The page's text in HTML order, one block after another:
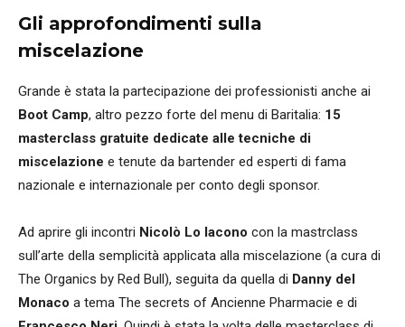
Gli approfondimenti sulla
miscelazione
Grande è stata la partecipazione dei professionisti anche ai
Boot Camp, altro pezzo forte del menu di Baritalia: 15
masterclass gratuite dedicate alle tecniche di
miscelazione e tenute da bartender ed esperti di fama
nazionale e internazionale per conto degli sponsor.
Ad aprire gli incontri Nicolò Lo Iacono con la mastrclass
sull’arte della semplicità applicata alla miscelazione (a cura di
The Organics by Red Bull), seguita da quella di Danny del
Monaco a tema The secrets of Ancienne Pharmacie e di